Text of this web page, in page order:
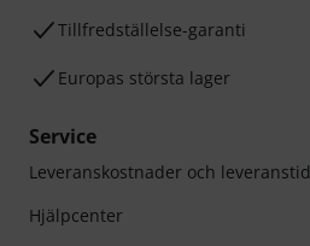
Tillfredställelse-garanti
Europas största lager
Service
Leveranskostnader och leveranstid
Hjälpcenter